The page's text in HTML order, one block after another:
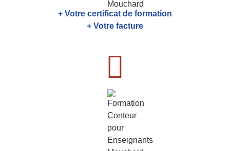
+ Votre certificat de formation
+ Votre facture